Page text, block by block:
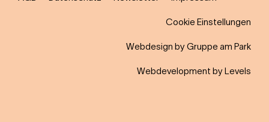
Cookie Einstellungen
Webdesign by Gruppe am Park
Webdevelopment by Levels